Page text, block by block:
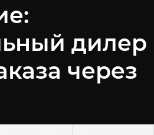
дилер
через